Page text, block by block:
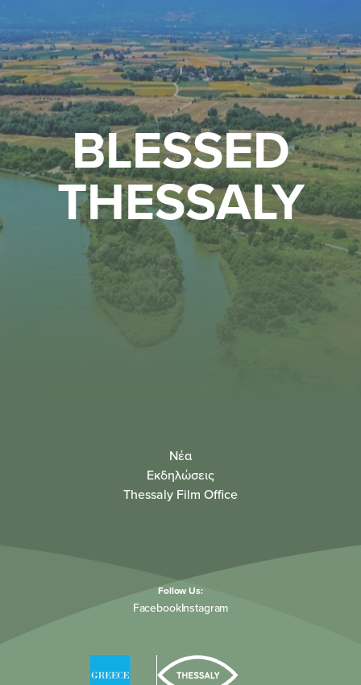
BLESSED
THESSALY
Νέα
Εκδηλώσεις
Thessaly Film Office
Follow Us:
FacebookInstagram